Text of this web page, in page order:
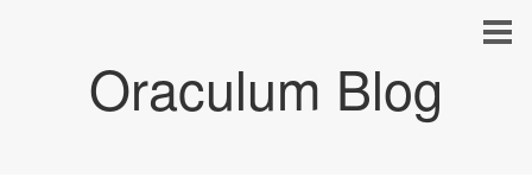
Oraculum Blog